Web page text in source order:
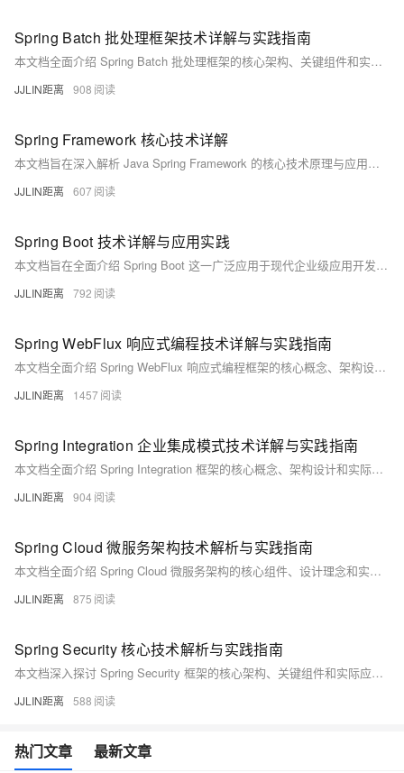
Spring Batch 批处理框架技术详解与实践指南
本文档全面介绍 Spring Batch 批处理框架的核心架构、关键组件和实际应用场景。作为 Spring 生态系统中专门处理大规模数据批处理的框架，Spring Batch 为企业级批处理作业提供了可靠的解决方案。本文将深入探讨其作业流程、组件模型、错误处理机制、性能优化策略以及与现代云原生环境的集成方式，帮助开发者构建高效、稳定的批处理系统。
JJLIN距离 908
Spring Framework 核心技术详解
本文档旨在深入解析 Java Spring Framework 的核心技术原理与应用。与侧重于快速开发的 Spring Boot 不同，本文将聚焦于 Spring 框架本身的设计理念、核心容器、控制反转（IoC）、面向切面编程（AOP）、数据访问与事务管理等基础且强大的模块。通过理解这些核心概念，开发者能够更深刻地领悟 Spring 生态系统的设计哲学，并具备解决复杂企业级应用开发问题的能力。
JJLIN距离 607
Spring Boot 技术详解与应用实践
本文档旨在全面介绍 Spring Boot 这一广泛应用于现代企业级应用开发的框架。内容将涵盖 Spring Boot 的核心概念、核心特性、项目自动生成与结构解析、基础功能实现（如 RESTful API、数据访问）、配置管理以及最终的构建与部署。通过本文档，读者将能够理解 Spring Boot 如何简化 Spring 应用的初始搭建和开发过程，并掌握其基本使用方法。
JJLIN距离 792
Spring WebFlux 响应式编程技术详解与实践指南
本文档全面介绍 Spring WebFlux 响应式编程框架的核心概念、架构设计和实际应用。作为 Spring 5 引入的革命性特性，WebFlux 提供了完全的响应式、非阻塞的 Web 开发栈，能够显著提升系统的并发处理能力和资源利用率。本文将深入探讨 Reactor 编程模型、响应式流规范、WebFlux 核心组件以及在实际项目中的最佳实践，帮助开发者构建高性能的响应式应用系统。
JJLIN距离 1457
Spring Integration 企业集成模式技术详解与实践指南
本文档全面介绍 Spring Integration 框架的核心概念、架构设计和实际应用。作为 Spring 生态系统中的企业集成解决方案，Spring Integration 基于著名的 Enterprise Integration Patterns（EIP）提供了轻量级的消息驱动架构。本文将深入探讨其消息通道、端点、过滤器、转换器等核心组件，以及如何构建可靠的企业集成解决方案。
JJLIN距离 904
Spring Cloud 微服务架构技术解析与实践指南
本文档全面介绍 Spring Cloud 微服务架构的核心组件、设计理念和实现方案。作为构建分布式系统的综合工具箱，Spring Cloud 为微服务架构提供了服务发现、配置管理、负载均衡、熔断器等关键功能的标准化实现。本文将深入探讨其核心组件的工作原理、集成方式以及在实际项目中的最佳实践，帮助开发者构建高可用、可扩展的分布式系统。
JJLIN距离 875
Spring Security 核心技术解析与实践指南
本文档深入探讨 Spring Security 框架的核心架构、关键组件和实际应用。作为 Spring 生态系统中负责安全认证与授权的关键组件，Spring Security 为 Java 应用程序提供了全面的安全服务。本文将系统介绍其认证机制、授权模型、过滤器链原理、OAuth2 集成以及最佳实践，帮助开发者构建安全可靠的企业级应用。
JJLIN距离 588
热门文章 最新文章